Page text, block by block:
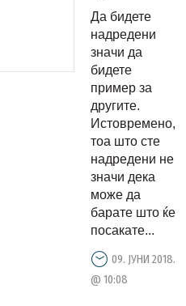
не ги
барајте
овие
нешта
Да бидете
надредени
значи да
бидете
пример за
другите.
Истовремено,
тоа што сте
надредени не
значи дека
може да
барате што ќе
посакате...
09. ЈУНИ 2018.
@ 10:08